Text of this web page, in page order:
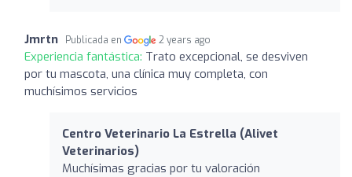
Jmrtn Publicada en 2 years ago
Experiencia fantástica: Trato excepcional, se desviven
por tu mascota, una clínica muy completa, con
muchísimos servicios
Centro Veterinario La Estrella (Alivet
Veterinarios)
Muchísimas gracias por tu valoración